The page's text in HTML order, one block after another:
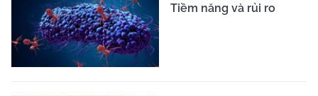
Tiềm năng và rủi ro